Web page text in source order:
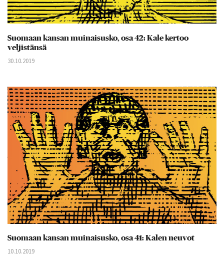
Suomaan kansan muinaisusko, osa 42: Kale kertoo
veljistänsä
30.10.2019
Suomaan kansan muinaisusko, osa 41: Kalen neuvot
10.10.2019